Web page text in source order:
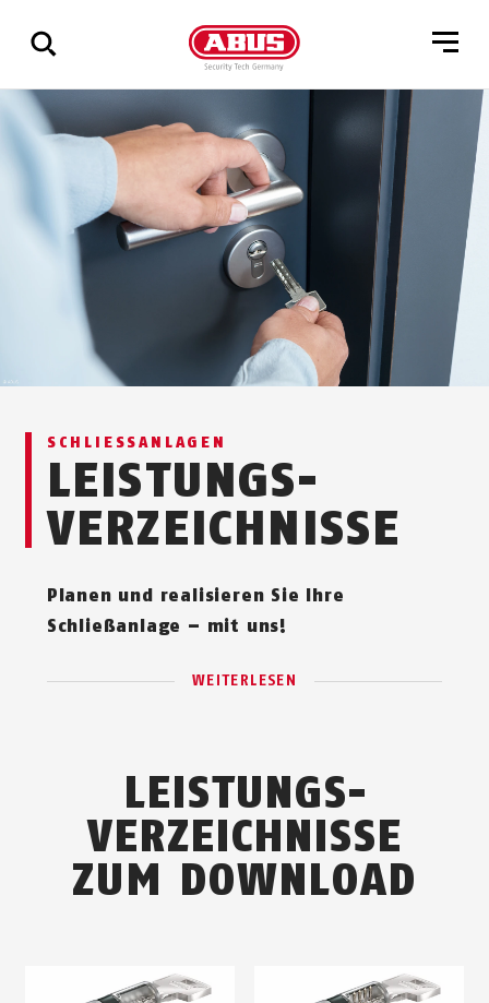
Zeige
Ergebnisse
SCHLIESSANLAGEN
LEISTUNGS­
VERZEICHNISSE
Planen und realisieren Sie Ihre
Schließanlage – mit uns!
WEITERLESEN
LEISTUNGS­
VERZEICHNISSE
ZUM DOWNLOAD